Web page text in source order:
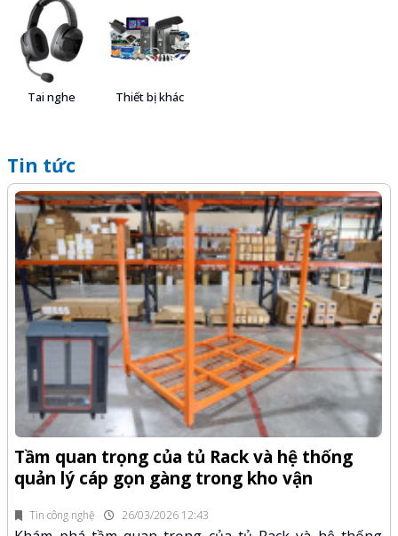
Tai nghe Thiết bị khác
Tin tức
Tin công nghệ 26/03/2026 12:43
Tầm quan trọng của tủ Rack và hệ thống
quản lý cáp gọn gàng trong kho vận